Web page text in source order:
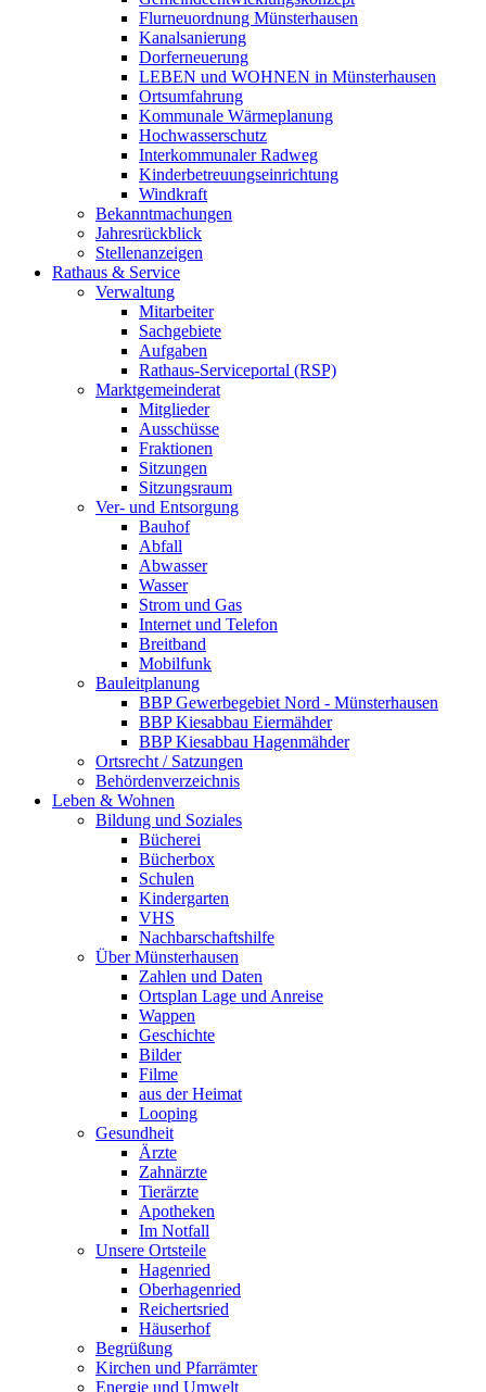
Flurneuordnung Münsterhausen
Kanalsanierung
Dorferneuerung
LEBEN und WOHNEN in Münsterhausen
Ortsumfahrung
Kommunale Wärmeplanung
Hochwasserschutz
Interkommunaler Radweg
Kinderbetreuungseinrichtung
Windkraft
Bekanntmachungen
Jahresrückblick
Stellenanzeigen
Rathaus & Service
Verwaltung
Mitarbeiter
Sachgebiete
Aufgaben
Rathaus-Serviceportal (RSP)
Marktgemeinderat
Mitglieder
Ausschüsse
Fraktionen
Sitzungen
Sitzungsraum
Ver- und Entsorgung
Bauhof
Abfall
Abwasser
Wasser
Strom und Gas
Internet und Telefon
Breitband
Mobilfunk
Bauleitplanung
BBP Gewerbegebiet Nord - Münsterhausen
BBP Kiesabbau Eiermähder
BBP Kiesabbau Hagenmähder
Ortsrecht / Satzungen
Behördenverzeichnis
Leben & Wohnen
Bildung und Soziales
Bücherei
Bücherbox
Schulen
Kindergarten
VHS
Nachbarschaftshilfe
Über Münsterhausen
Zahlen und Daten
Ortsplan Lage und Anreise
Wappen
Geschichte
Bilder
Filme
aus der Heimat
Looping
Gesundheit
Ärzte
Zahnärzte
Tierärzte
Apotheken
Im Notfall
Unsere Ortsteile
Hagenried
Oberhagenried
Reichertsried
Häuserhof
Begrüßung
Kirchen und Pfarrämter
Energie und Umwelt